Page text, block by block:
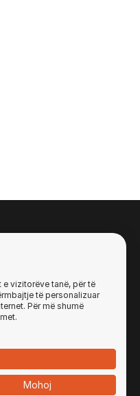
vizitorëve tanë, për të
të personalizuar
Për më shumë
Mohoj